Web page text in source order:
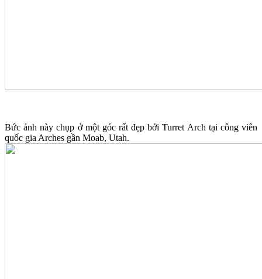
Bức ảnh này chụp ở một góc rất đẹp bởi Turret Arch tại công viên
quốc gia Arches gần Moab, Utah.